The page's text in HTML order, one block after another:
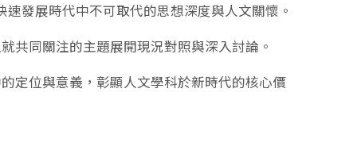
發展時代中不可取代的思想深度與人文關懷。
共同關注的主題展開現況對照與深入討論。
定位與意義，彰顯人文學科於新時代的核心價